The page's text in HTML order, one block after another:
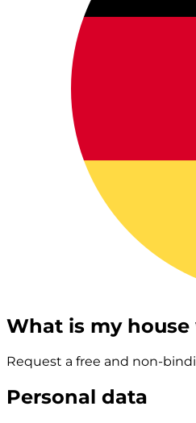
What is my
Request a free and non-
Personal data